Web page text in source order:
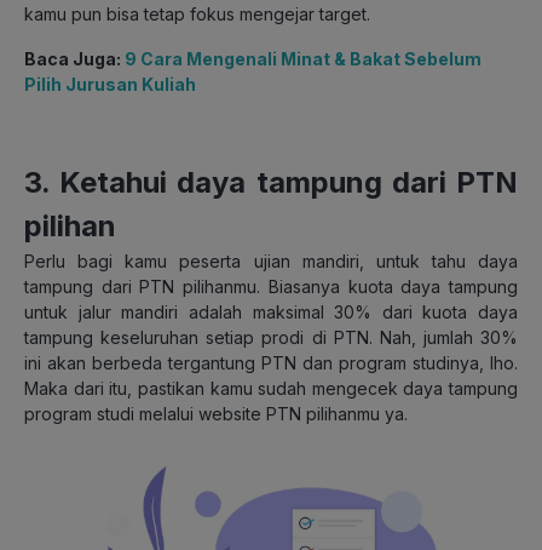
kamu pun bisa tetap fokus mengejar target.
Baca Juga: 9 Cara Mengenali Minat & Bakat Sebelum
Pilih Jurusan Kuliah
3. Ketahui daya tampung dari PTN
pilihan
Perlu bagi kamu peserta ujian mandiri, untuk tahu daya
tampung dari PTN pilihanmu. Biasanya kuota daya tampung
untuk jalur mandiri adalah maksimal 30% dari kuota daya
tampung keseluruhan setiap prodi di PTN. Nah, jumlah 30%
ini akan berbeda tergantung PTN dan program studinya, lho.
Maka dari itu, pastikan kamu sudah mengecek daya tampung
program studi melalui website PTN pilihanmu ya.